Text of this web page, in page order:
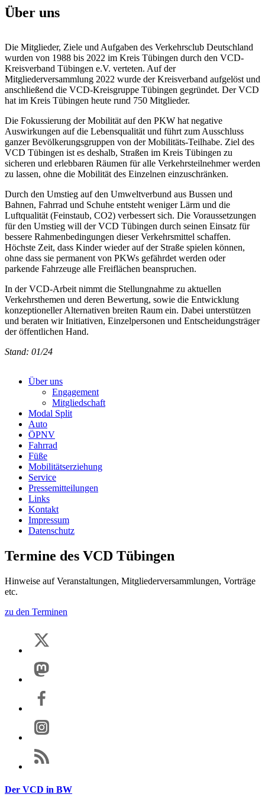
Über uns
Die Mitglieder, Ziele und Aufgaben des Verkehrsclub Deutschland
wurden von 1988 bis 2022 im Kreis Tübingen durch den VCD-
Kreisverband Tübingen e.V. verteten. Auf der
Mitgliederversammlung 2022 wurde der Kreisverband aufgelöst und
anschließend die VCD-Kreisgruppe Tübingen gegründet. Der VCD
hat im Kreis Tübingen heute rund 750 Mitglieder.
Die Fokussierung der Mobilität auf den PKW hat negative
Auswirkungen auf die Lebensqualität und führt zum Ausschluss
ganzer Bevölkerungsgruppen von der Mobilitäts-Teilhabe. Ziel des
VCD Tübingen ist es deshalb, Straßen im Kreis Tübingen zu
sicheren und erlebbaren Räumen für alle Verkehrsteilnehmer werden
zu lassen, ohne die Mobilität des Einzelnen einzuschränken.
Durch den Umstieg auf den Umweltverbund aus Bussen und
Bahnen, Fahrrad und Schuhe entsteht weniger Lärm und die
Luftqualität (Feinstaub, CO2) verbessert sich. Die Voraussetzungen
für den Umstieg will der VCD Tübingen durch seinen Einsatz für
bessere Rahmenbedingungen dieser Verkehrsmittel schaffen.
Höchste Zeit, dass Kinder wieder auf der Straße spielen können,
ohne dass sie permanent von PKWs gefährdet werden oder
parkende Fahrzeuge alle Freiflächen beanspruchen.
In der VCD-Arbeit nimmt die Stellungnahme zu aktuellen
Verkehrsthemen und deren Bewertung, sowie die Entwicklung
konzeptioneller Alternativen breiten Raum ein. Dabei unterstützen
und beraten wir Initiativen, Einzelpersonen und Entscheidungsträger
der öffentlichen Hand.
Stand: 01/24
Über uns
Engagement
Mitgliedschaft
Modal Split
Auto
ÖPNV
Fahrrad
Füße
Mobilitätserziehung
Service
Pressemitteilungen
Links
Kontakt
Impressum
Datenschutz
Termine des VCD Tübingen
Hinweise auf Veranstaltungen, Mitgliederversammlungen, Vorträge
etc.
zu den Terminen
Der VCD in BW